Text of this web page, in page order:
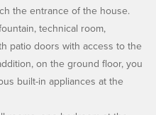
the entrance of the house.
technical room,
patio doors with access to the
on the ground floor, you
built-in appliances at the